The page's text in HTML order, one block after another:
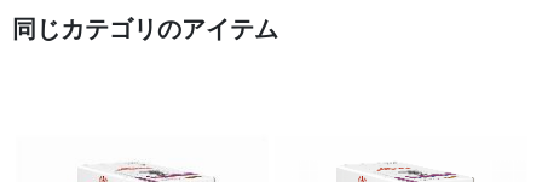
同じカテゴリのアイテム